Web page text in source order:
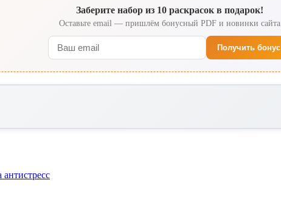
Заберите набор из 10 раскрасок в подарок!
Оставьте email — пришлём бонусный PDF и новинки сайта
Получить бонус